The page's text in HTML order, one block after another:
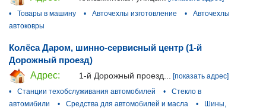
•
Товары в машину • Авточехлы изготовление •
Авточехлы
автоковры
Колёса Даром, шинно-сервисный центр (1-й
Дорожный проезд)
Адрес:
1-й Дорожный проезд...
[показать адрес]
•
Станции техобслуживания автомобилей •
Стекло в
автомибили
• Средства для автомобилей и масла •
Шины,